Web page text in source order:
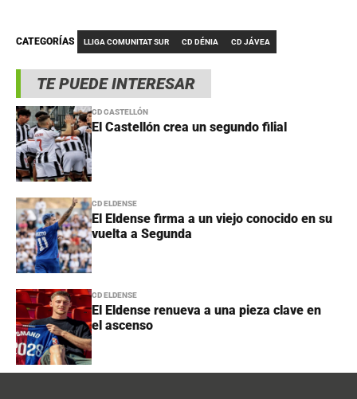
TE PUEDE INTERESAR
CD CASTELLÓN
El Castellón crea un segundo filial
CD ELDENSE
El Eldense firma a un viejo conocido en su
vuelta a Segunda
CD ELDENSE
El Eldense renueva a una pieza clave en
el ascenso
CATEGORÍAS LLIGA COMUNITAT SUR CD DÉNIA CD JÁVEA